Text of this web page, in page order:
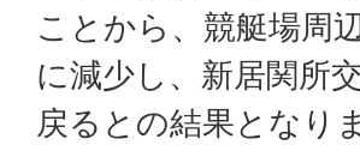
ことから、競艇場周
に減少し、新居関所
戻るとの結果となり